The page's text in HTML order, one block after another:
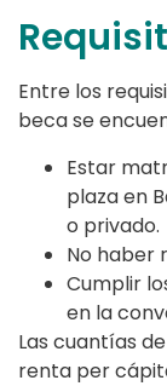
Entre los
beca se
Estar
plaza en
o privado.
No haber
Cumplir
en la
Las cuantías
renta per